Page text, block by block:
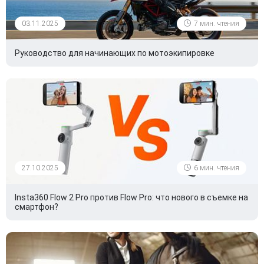
03.11.2025 7 мин. чтения
Руководство для начинающих по мотоэкипировке
27.10.2025 6 мин. чтения
Insta360 Flow 2 Pro против Flow Pro: что нового в съемке на
смартфон?